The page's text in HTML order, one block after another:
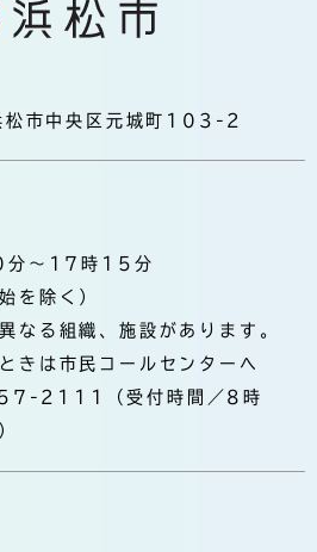
中央区元城町103-2
分～17時15分
を除く）
なる組織、施設があります。
きは市民コールセンターへ
2111（受付時間／8時